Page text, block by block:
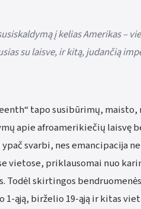
į kelias Amerikas –
su laisve, ir kitą, judančią
tapo susibūrimų,
apie afroamerikiečių laisvę
svarbi, nes emancipacija
vietose, priklausomai nuo
skirtingos
ąją, birželio 19-ąją ir kitas